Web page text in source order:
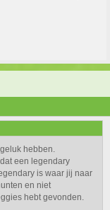
hebben.
een legendary
is waar jij naar
en niet
hebt gevonden.